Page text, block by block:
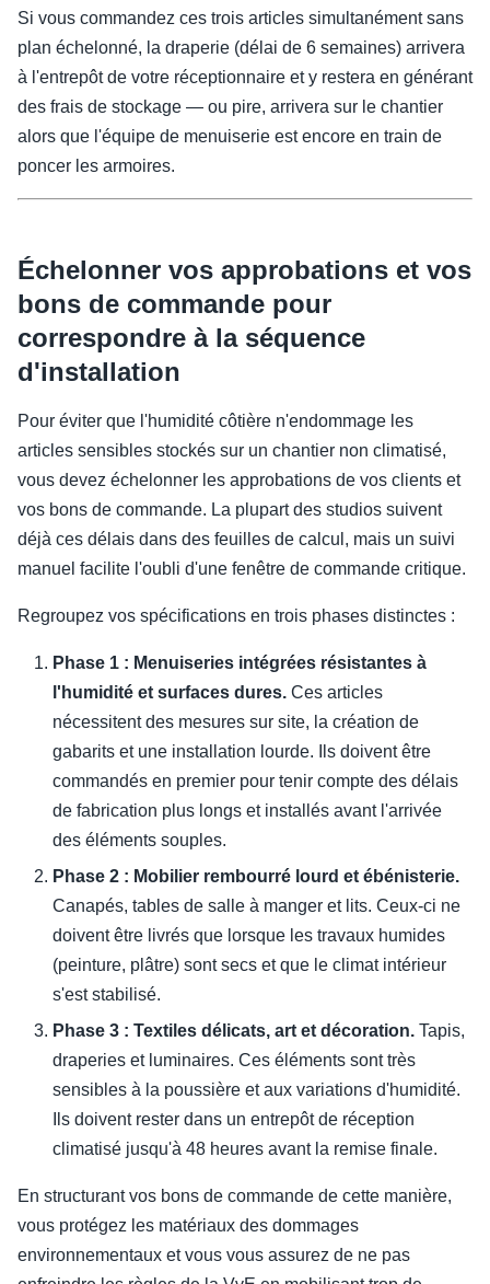
Si vous commandez ces trois articles simultanément sans
plan échelonné, la draperie (délai de 6 semaines) arrivera
à l'entrepôt de votre réceptionnaire et y restera en générant
des frais de stockage — ou pire, arrivera sur le chantier
alors que l'équipe de menuiserie est encore en train de
poncer les armoires.
Échelonner vos approbations et vos
bons de commande pour
correspondre à la séquence
d'installation
Pour éviter que l'humidité côtière n'endommage les
articles sensibles stockés sur un chantier non climatisé,
vous devez échelonner les approbations de vos clients et
vos bons de commande. La plupart des studios suivent
déjà ces délais dans des feuilles de calcul, mais un suivi
manuel facilite l'oubli d'une fenêtre de commande critique.
Regroupez vos spécifications en trois phases distinctes :
Phase 1 : Menuiseries intégrées résistantes à
l'humidité et surfaces dures. Ces articles
nécessitent des mesures sur site, la création de
gabarits et une installation lourde. Ils doivent être
commandés en premier pour tenir compte des délais
de fabrication plus longs et installés avant l'arrivée
des éléments souples.
Phase 2 : Mobilier rembourré lourd et ébénisterie.
Canapés, tables de salle à manger et lits. Ceux-ci ne
doivent être livrés que lorsque les travaux humides
(peinture, plâtre) sont secs et que le climat intérieur
s'est stabilisé.
Phase 3 : Textiles délicats, art et décoration. Tapis,
draperies et luminaires. Ces éléments sont très
sensibles à la poussière et aux variations d'humidité.
Ils doivent rester dans un entrepôt de réception
climatisé jusqu'à 48 heures avant la remise finale.
En structurant vos bons de commande de cette manière,
vous protégez les matériaux des dommages
environnementaux et vous vous assurez de ne pas